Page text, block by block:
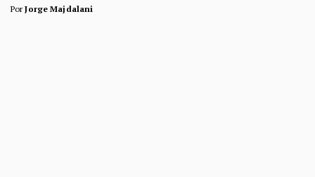
PorJorge Majdalani